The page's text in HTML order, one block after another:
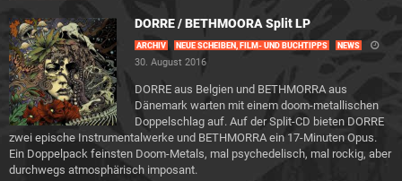
DORRE / BETHMOORA Split LP
ARCHIV NEUE SCHEIBEN, FILM- UND BUCHTIPPS NEWS
30. August 2016
DORRE aus Belgien und BETHMORRA aus
Dänemark warten mit einem doom-metallischen
Doppelschlag auf. Auf der Split-CD bieten DORRE
zwei epische Instrumentalwerke und BETHMORRA ein 17-Minuten Opus.
Ein Doppelpack feinsten Doom-Metals, mal psychedelisch, mal rockig, aber
durchwegs atmosphärisch imposant.